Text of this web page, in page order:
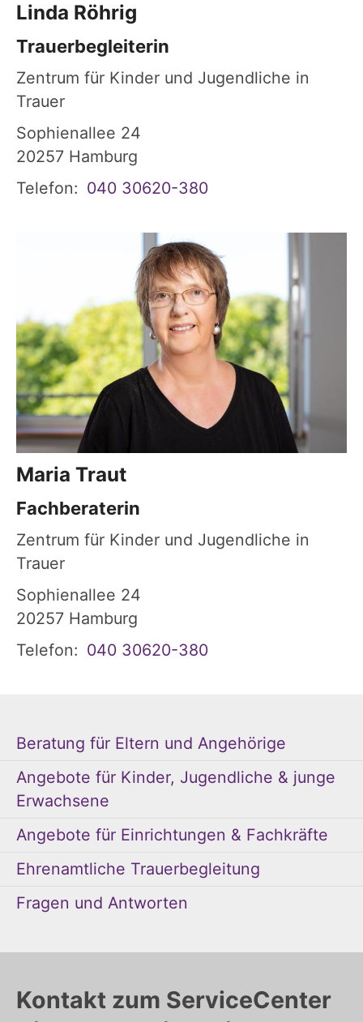
Linda Röhrig
Trauerbegleiterin
Zentrum für Kinder und Jugendliche in
Trauer
Sophienallee 24
20257 Hamburg
Telefon: 040 30620-380
Maria Traut
Fachberaterin
Zentrum für Kinder und Jugendliche in
Trauer
Sophienallee 24
20257 Hamburg
Telefon: 040 30620-380
Beratung für Eltern und Angehörige
Angebote für Kinder, Jugendliche & junge
Erwachsene
Angebote für Einrichtungen & Fachkräfte
Ehrenamtliche Trauerbegleitung
Fragen und Antworten
Kontakt zum ServiceCenter